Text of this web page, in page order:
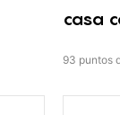
casa
93 puntos